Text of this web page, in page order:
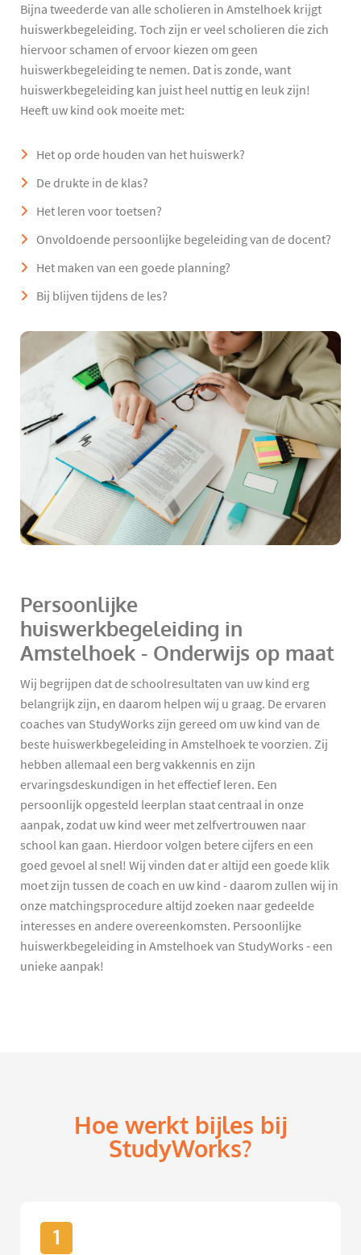
Bijna tweederde van alle scholieren in Amstelhoek krijgt
huiswerkbegeleiding. Toch zijn er veel scholieren die zich
hiervoor schamen of ervoor kiezen om geen
huiswerkbegeleiding te nemen. Dat is zonde, want
huiswerkbegeleiding kan juist heel nuttig en leuk zijn!
Heeft uw kind ook moeite met:
Het op orde houden van het huiswerk?
De drukte in de klas?
Het leren voor toetsen?
Onvoldoende persoonlijke begeleiding van de docent?
Het maken van een goede planning?
Bij blijven tijdens de les?
Persoonlijke
huiswerkbegeleiding in
Amstelhoek - Onderwijs op maat
Wij begrijpen dat de schoolresultaten van uw kind erg
belangrijk zijn, en daarom helpen wij u graag. De ervaren
coaches van StudyWorks zijn gereed om uw kind van de
beste huiswerkbegeleiding in Amstelhoek te voorzien. Zij
hebben allemaal een berg vakkennis en zijn
ervaringsdeskundigen in het effectief leren. Een
persoonlijk opgesteld leerplan staat centraal in onze
aanpak, zodat uw kind weer met zelfvertrouwen naar
school kan gaan. Hierdoor volgen betere cijfers en een
goed gevoel al snel! Wij vinden dat er altijd een goede klik
moet zijn tussen de coach en uw kind - daarom zullen wij in
onze matchingsprocedure altijd zoeken naar gedeelde
interesses en andere overeenkomsten. Persoonlijke
huiswerkbegeleiding in Amstelhoek van StudyWorks - een
unieke aanpak!
Hoe werkt bijles bij
StudyWorks?
1